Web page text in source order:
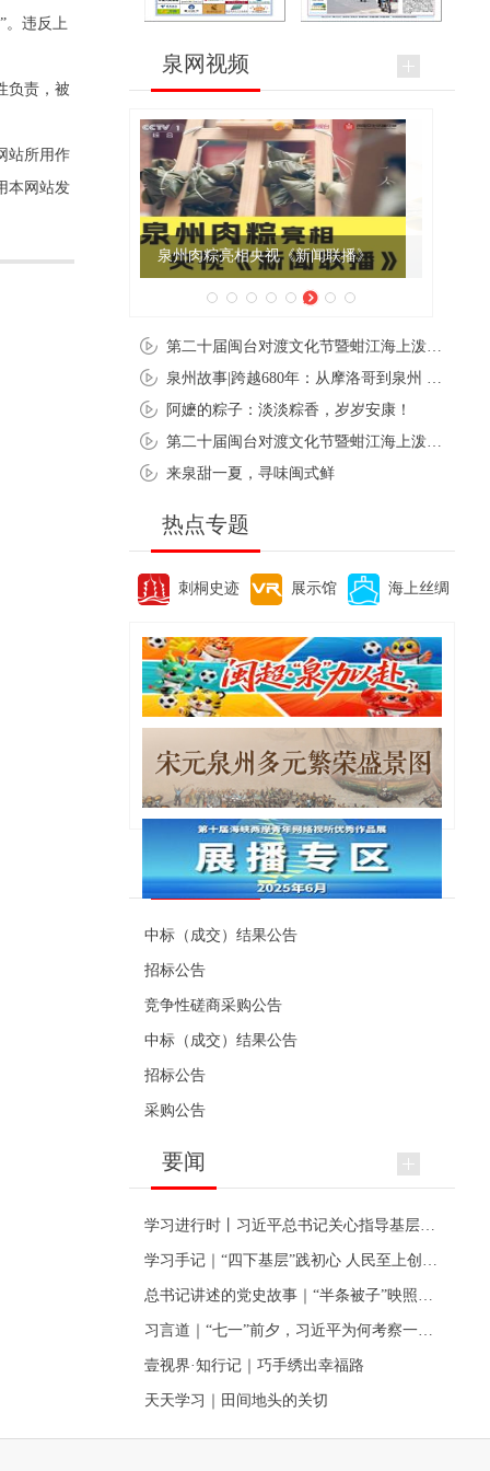
。违反上
负责，被
站所用作
本网站发
泉网视频
夏至暑至，寻味泉州
阿嬷的粽子：淡淡粽香，岁岁安康！
来泉甜一夏，寻味闽式鲜
热点专题
刺桐史迹 展示馆 海上丝绸
便民资讯
中标（成交）结果公告
招标公告
竞争性磋商采购公告
中标（成交）结果公告
招标公告
采购公告
要闻
壹视界·知行记｜巧手绣出幸福路
天天学习｜田间地头的关切